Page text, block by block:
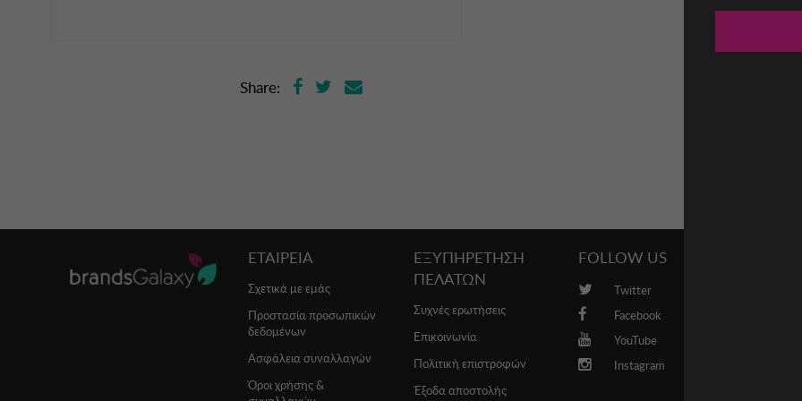
Share:
ΕΤΑΙΡΕΙΑ
Σχετικά με εμάς
Προστασία προσωπικών
δεδομένων
Ασφάλεια συναλλαγών
Όροι χρήσης &
ΕΞΥΠΗΡΕΤΗΣΗ
ΠΕΛΑΤΩΝ
Συχνές ερωτήσεις
Επικοινωνία
Πολιτική επιστροφών
Έξοδα αποστολής
FOLLOW US
Twitter
Facebook
YouTube
Instagram